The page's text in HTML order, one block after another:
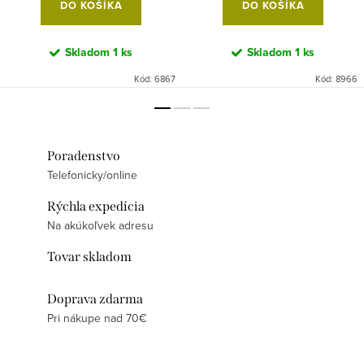
DO KOŠÍKA
Skladom 1 ks
Kód: 6867
DO KOŠÍKA
Skladom 1 ks
Kód: 8966
Poradenstvo
Telefonicky/online
Rýchla expedícia
Na akúkoľvek adresu
Tovar skladom
Doprava zdarma
Pri nákupe nad 70€